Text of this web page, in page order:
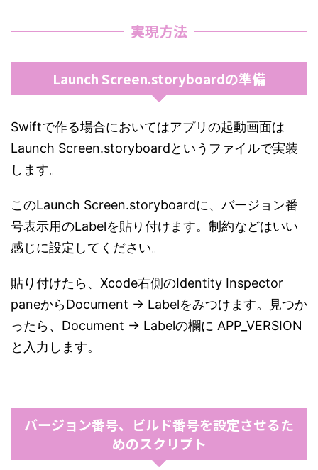
実現方法
Launch Screen.storyboardの準備
Swiftで作る場合においてはアプリの起動画面は
Launch Screen.storyboardというファイルで実装
します。
このLaunch Screen.storyboardに、バージョン番
号表示用のLabelを貼り付けます。制約などはいい
感じに設定してください。
貼り付けたら、Xcode右側のIdentity Inspector
paneからDocument -> Labelをみつけます。見つか
ったら、Document -> Labelの欄に APP_VERSION
と入力します。
バージョン番号、ビルド番号を設定させるた
めのスクリプト